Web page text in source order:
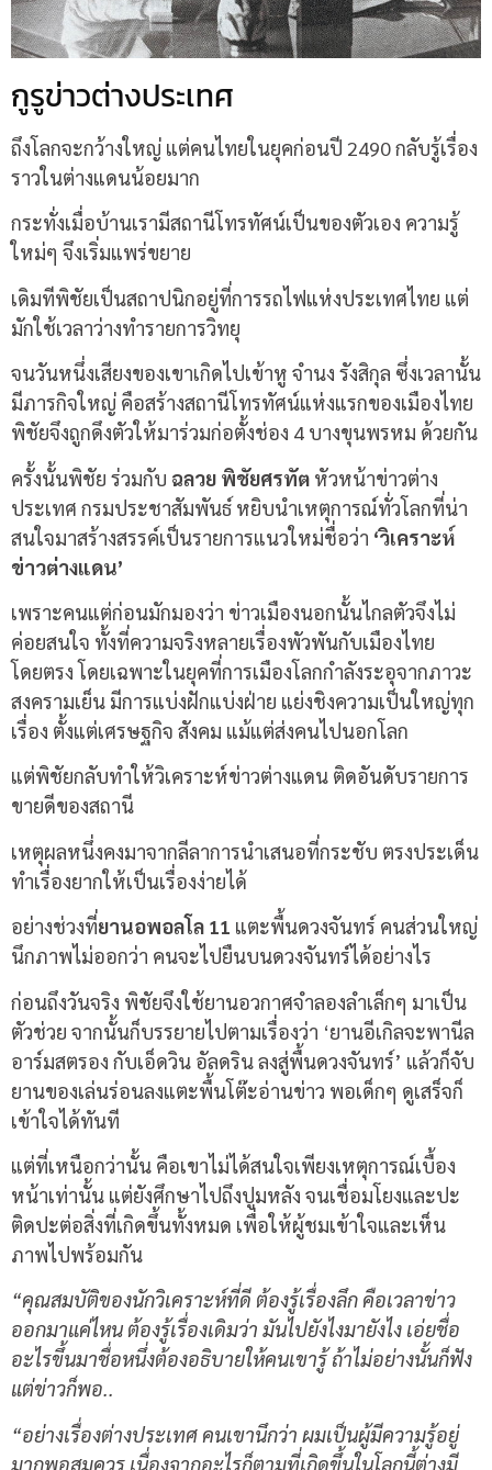
กูรูข่าวต่างประเทศ
ถึงโลกจะกว้างใหญ่ แต่คนไทยในยุคก่อนปี 2490 กลับรู้เรื่อง
ราวในต่างแดนน้อยมาก
กระทั่งเมื่อบ้านเรามีสถานีโทรทัศน์เป็นของตัวเอง ความรู้
ใหม่ๆ จึงเริ่มแพร่ขยาย
เดิมทีพิชัยเป็นสถาปนิกอยู่ที่การรถไฟแห่งประเทศไทย แต่
มักใช้เวลาว่างทำรายการวิทยุ
จนวันหนึ่งเสียงของเขาเกิดไปเข้าหู จำนง รังสิกุล ซึ่งเวลานั้น
มีภารกิจใหญ่ คือสร้างสถานีโทรทัศน์แห่งแรกของเมืองไทย
พิชัยจึงถูกดึงตัวให้มาร่วมก่อตั้งช่อง 4 บางขุนพรหม ด้วยกัน
ครั้งนั้นพิชัย ร่วมกับ ฉลวย พิชัยศรทัต หัวหน้าข่าวต่าง
ประเทศ กรมประชาสัมพันธ์ หยิบนำเหตุการณ์ทั่วโลกที่น่า
สนใจมาสร้างสรรค์เป็นรายการแนวใหม่ชื่อว่า ‘วิเคราะห์
ข่าวต่างแดน’
เพราะคนแต่ก่อนมักมองว่า ข่าวเมืองนอกนั้นไกลตัวจึงไม่
ค่อยสนใจ ทั้งที่ความจริงหลายเรื่องพัวพันกับเมืองไทย
โดยตรง โดยเฉพาะในยุคที่การเมืองโลกกำลังระอุจากภาวะ
สงครามเย็น มีการแบ่งฝักแบ่งฝ่าย แย่งชิงความเป็นใหญ่ทุก
เรื่อง ตั้งแต่เศรษฐกิจ สังคม แม้แต่ส่งคนไปนอกโลก
แต่พิชัยกลับทำให้วิเคราะห์ข่าวต่างแดน ติดอันดับรายการ
ขายดีของสถานี
เหตุผลหนึ่งคงมาจากลีลาการนำเสนอที่กระชับ ตรงประเด็น
ทำเรื่องยากให้เป็นเรื่องง่ายได้
อย่างช่วงที่ยานอพอลโล 11 แตะพื้นดวงจันทร์ คนส่วนใหญ่
นึกภาพไม่ออกว่า คนจะไปยืนบนดวงจันทร์ได้อย่างไร
ก่อนถึงวันจริง พิชัยจึงใช้ยานอวกาศจำลองลำเล็กๆ มาเป็น
ตัวช่วย จากนั้นก็บรรยายไปตามเรื่องว่า ‘ยานอีเกิลจะพานีล
อาร์มสตรอง กับเอ็ดวิน อัลดริน ลงสู่พื้นดวงจันทร์’ แล้วก็จับ
ยานของเล่นร่อนลงแตะพื้นโต๊ะอ่านข่าว พอเด็กๆ ดูเสร็จก็
เข้าใจได้ทันที
แต่ที่เหนือกว่านั้น คือเขาไม่ได้สนใจเพียงเหตุการณ์เบื้อง
หน้าเท่านั้น แต่ยังศึกษาไปถึงปูมหลัง จนเชื่อมโยงและปะ
ติดปะต่อสิ่งที่เกิดขึ้นทั้งหมด เพื่อให้ผู้ชมเข้าใจและเห็น
ภาพไปพร้อมกัน
“คุณสมบัติของนักวิเคราะห์ที่ดี ต้องรู้เรื่องลึก คือเวลาข่าว
ออกมาแค่ไหน ต้องรู้เรื่องเดิมว่า มันไปยังไงมายังไง เอ่ยชื่อ
อะไรขึ้นมาชื่อหนึ่งต้องอธิบายให้คนเขารู้ ถ้าไม่อย่างนั้นก็ฟัง
แต่ข่าวก็พอ..
“อย่างเรื่องต่างประเทศ คนเขานึกว่า ผมเป็นผู้มีความรู้อยู่
มากพอสมควร เนื่องจากอะไรก็ตามที่เกิดขึ้นในโลกนี้ต่างมี